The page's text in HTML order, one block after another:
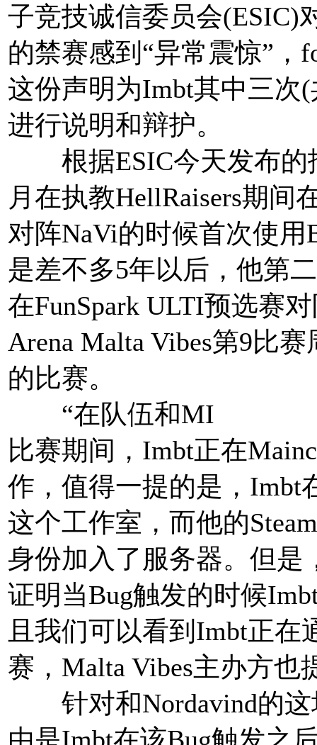
子竞技诚信委员会(ESIC)
的禁赛感到“异常震惊”，
这份声明为Imbt其中三次
进行说明和辩护。
根据ESIC今天发布的
月在执教HellRaisers期间
对阵NaVi的时候首次使用
是差不多5年以后，他第
在FunSpark ULTI预选赛
Arena Malta Vibes第9比
的比赛。
“在队伍和MI
比赛期间，Imbt正在
作，值得一提的是，Imbt
这个工作室，而他的
身份加入了服务器。但是
证明当Bug触发的时候
且我们可以看到Imbt正
赛，Malta Vibes主办方也
针对和Nordavind的这